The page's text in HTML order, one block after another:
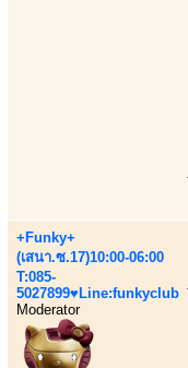
+Funky+
(เสนา.ซ.17)10:00-06:00
T:085-
5027899♥Line:funkyclub
Moderator